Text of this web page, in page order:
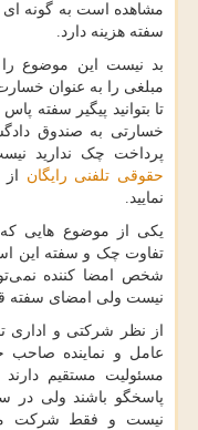
مشاهده است به گونه ای
سفته هزینه دارد.
بد نیست این موضوع را
مبلغی را به عنوان
تا بتوانید پیگیر سفته
خسارتی به صندوق
پرداخت چک ندارید
حقوقی تلفنی رایگان
نمایید.
یکی از موضوع هایی که
تفاوت چک و سفته این
شخص امضا کننده
نیست ولی امضای سفته
از نظر شرکتی و
عامل و نماینده
مسئولیت مستقیم
پاسخگو باشند ولی
نیست و فقط شرکت